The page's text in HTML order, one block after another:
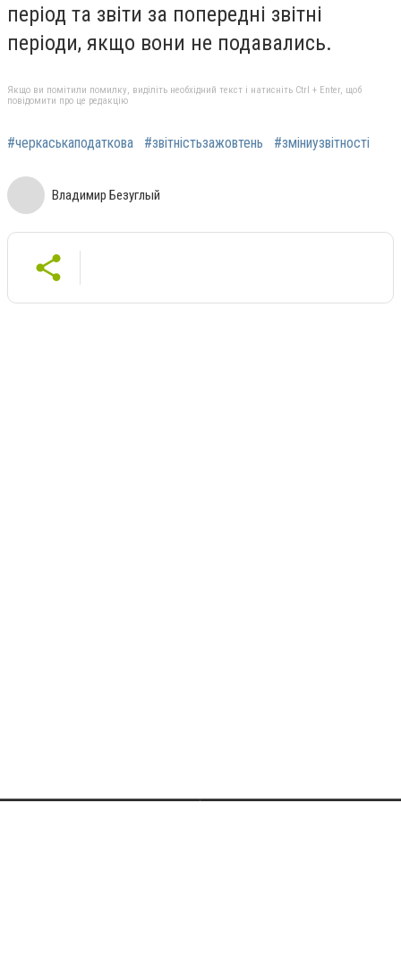
період та звіти за попередні звітні
періоди, якщо вони не подавались.
Якщо ви помітили помилку, виділіть необхідний текст і натисніть Ctrl + Enter, щоб
повідомити про це редакцію
#черкаськаподаткова #звітністьзажовтень #зміниузвітності
Владимир Безуглый